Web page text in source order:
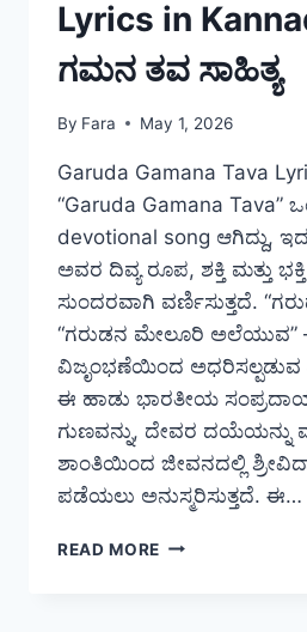
Lyrics in
ಗಮನ ತವ ಸಾಹಿತ್ಯ
By Fara May 1, 2026
Garuda Gamana Tava
“Garuda Gamana Tava”
devotional song ಆಗಿದ್ದು,
ಅವರ ದಿವ್ಯ ರೂಪ, ಶಕ್ತಿ ಮತ್ತು
ಸುಂದರವಾಗಿ ವರ್ಣಿಸುತ್ತದೆ.
“ಗರುಡನ ಮೇಲೂರಿ
ವಿಜೃಂಭಣೆಯಿಂದ
ಈ ಹಾಡು ಭಾರತೀಯ
ಗುಣವನ್ನು, ದೇವರ ದಯೆಯನ್ನು
ಶಾಂತಿಯಿಂದ ಜೀವನದಲ್ಲಿ
ಪಡೆಯಲು ಅನುಸ್ಮರಿಸುತ್ತದೆ. ಈ…
READ MORE GARUDA